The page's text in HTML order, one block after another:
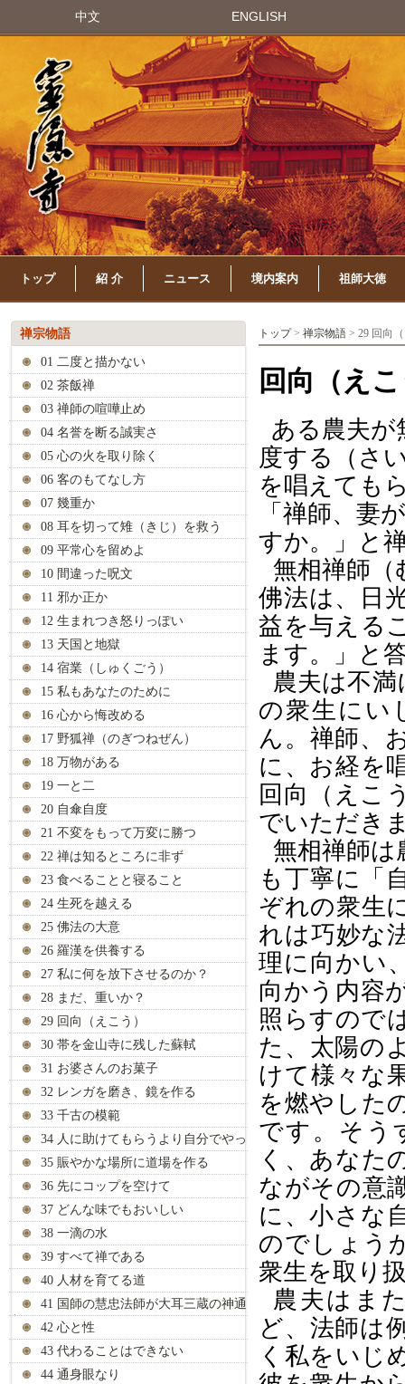
中文 ENGLISH
トップ 紹 介 ニュース 境内案内 祖師大徳
禅宗物語
01 二度と描かない
02 茶飯禅
03 禅師の喧嘩止め
04 名誉を断る誠実さ
05 心の火を取り除く
06 客のもてなし方
07 幾重か
08 耳を切って雉（きじ）を救う
09 平常心を留めよ
10 間違った呪文
11 邪か正か
12 生まれつき怒りっぽい
13 天国と地獄
14 宿業（しゅくごう）
15 私もあなたのために
16 心から悔改める
17 野狐禅（のぎつねぜん）
18 万物がある
19 一と二
20 自傘自度
21 不変をもって万変に勝つ
22 禅は知るところに非ず
23 食べることと寝ること
24 生死を越える
25 佛法の大意
26 羅漢を供養する
27 私に何を放下させるのか？
28 まだ、重いか？
29 回向（えこう）
30 帯を金山寺に残した蘇軾
31 お婆さんのお菓子
32 レンガを磨き、鏡を作る
33 千古の模範
34 人に助けてもらうより自分でやっ
35 賑やかな場所に道場を作る
36 先にコップを空けて
37 どんな味でもおいしい
38 一滴の水
39 すべて禅である
40 人材を育てる道
41 国師の慧忠法師が大耳三蔵の神通
力を見抜く42 心と性
43 代わることはできない
44 通身眼なり
トップ> 禅宗物語 > 29 回向
回向（え
ある農夫が
度する（さ
を唱えても
「禅師、妻
すか。」と
無相禅師
佛法は、日
益を与える
ます。」と
農夫は不
の衆生にい
ん。禅師、
に、お経を
回向（えこ
でいただき
無相禅師
も丁寧に「
ぞれの衆生
れは巧妙な
理に向かい
向かう内容
照らすので
た、太陽の
けて様々な
を燃やした
です。そう
く、あなた
ながその意
に、小さな
のでしょう
衆生を取り
農夫はま
ど、法師は
く私をいじ